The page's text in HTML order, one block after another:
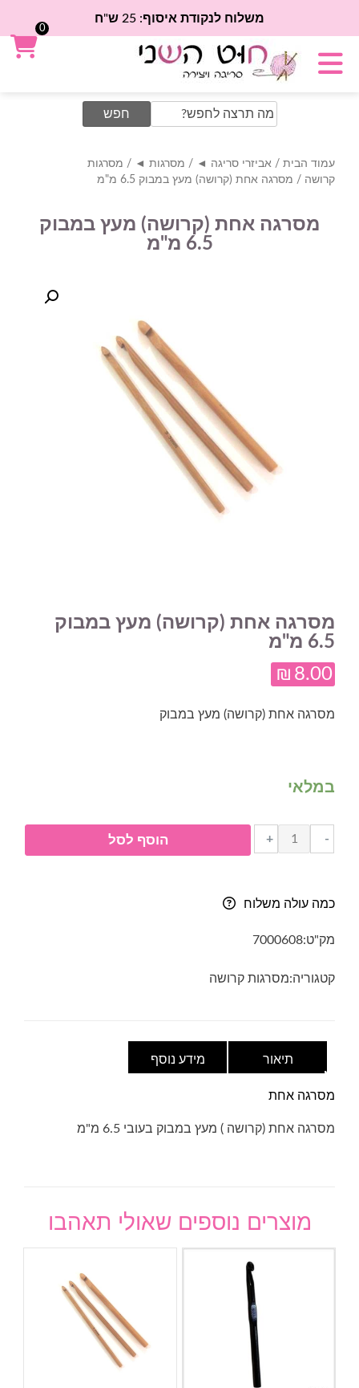
משלוח לנקודת איסוף: 25 ש"ח
Search
for:
עמוד הבית / אביזרי סריגה ◄ / מסרגות ◄ / מסרגות
קרושה / מסרגה אחת (קרושה) מעץ במבוק 6.5 מ"מ
מסרגה אחת (קרושה) מעץ במבוק
6.5 מ"מ
מסרגה אחת (קרושה) מעץ במבוק
6.5 מ"מ
₪ 8.00
מסרגה אחת (קרושה) מעץ במבוק
במלאי
-
כמות
של
(קרושה)
+ הוסף לסל
כמה עולה משלוח
מק"ט:7000608
קטגוריה:מסרגות קרושה
תיאור מידע נוסף
מסרגה אחת
מסרגה אחת (קרושה ) מעץ במבוק בעובי 6.5 מ"מ
מוצרים נוספים שאולי תאהבו
0